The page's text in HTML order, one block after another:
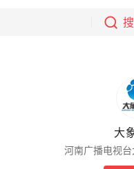
大
河南广播电视